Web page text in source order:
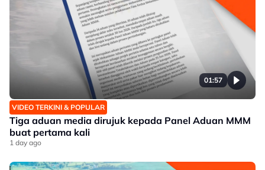
01:57
VIDEO TERKINI & POPULAR
Tiga aduan media dirujuk kepada Panel Aduan MMM
buat pertama kali
1 day ago